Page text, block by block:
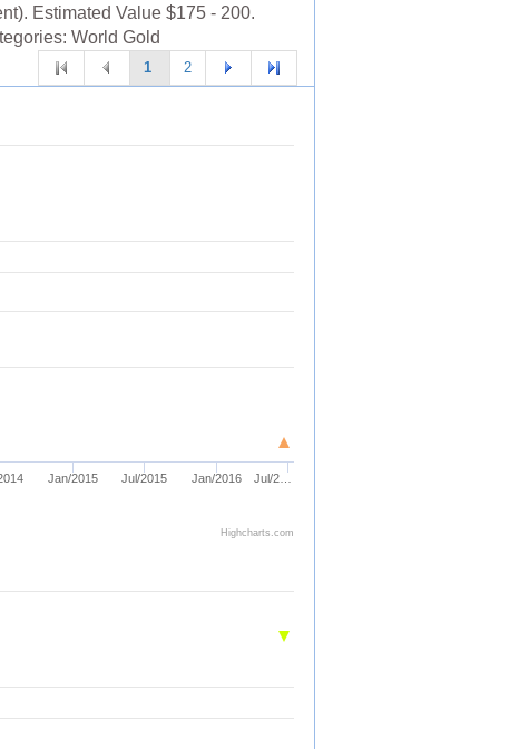
Estimated Value $175 - 200.
World Gold
1 2